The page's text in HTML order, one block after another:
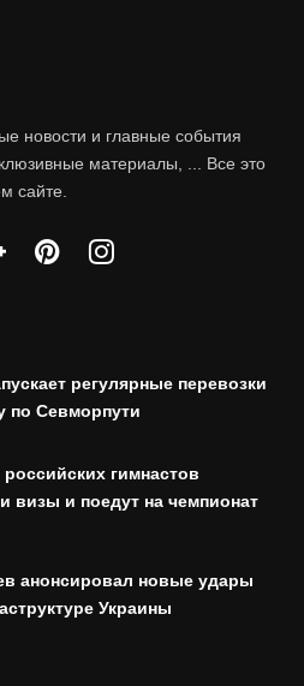
новости и главные события
материалы, ... Все это
сайте.
регулярные перевозки
по Севморпути
гимнастов
визы и поедут на чемпионат
анонсировал новые удары
Украины